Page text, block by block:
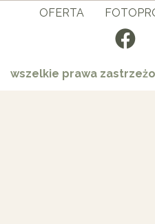
OFERTA
wszelkie prawa